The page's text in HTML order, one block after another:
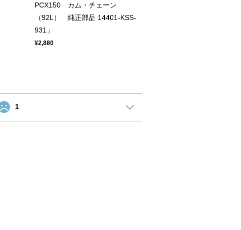
PCX150 カム・チェーン
（92L） 純正部品 14401-KSS-
931」
¥2,880
1